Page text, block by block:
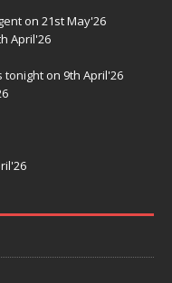
on 21st May'26
April'26
tonight on 9th April'26